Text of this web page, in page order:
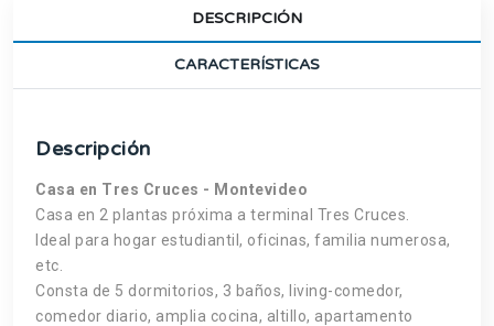
DESCRIPCIÓN
CARACTERÍSTICAS
Descripción
Casa en Tres Cruces - Montevideo
Casa en 2 plantas próxima a terminal Tres Cruces.
Ideal para hogar estudiantil, oficinas, familia numerosa,
etc.
Consta de 5 dormitorios, 3 baños, living-comedor,
comedor diario, amplia cocina, altillo, apartamento